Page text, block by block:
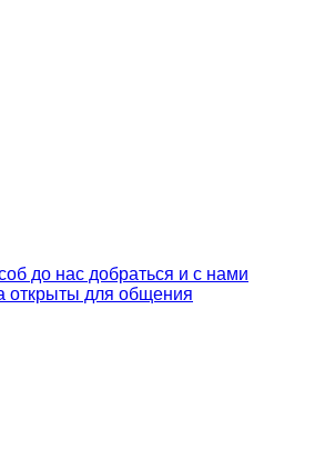
до нас добраться и с нами
открыты для общения